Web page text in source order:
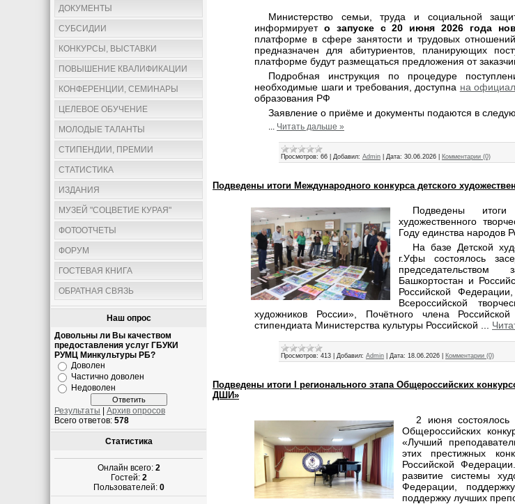
ДОКУМЕНТЫ
СУБСИДИИ
КОНКУРСЫ, ВЫСТАВКИ
ПОВЫШЕНИЕ КВАЛИФИКАЦИИ
КОНФЕРЕНЦИИ, СЕМИНАРЫ
ЦЕЛЕВОЕ ОБУЧЕНИЕ
МОЛОДЫЕ ТАЛАНТЫ
СТИПЕНДИИ, ПРЕМИИ
СТАТИСТИКА
ИЗДАНИЯ
МУЗЕЙ "СОЦВЕТИЕ КУРАЯ"
ФОТООТЧЕТЫ
ФОРУМ
ГОСТЕВАЯ КНИГА
ОБРАТНАЯ СВЯЗЬ
Наш опрос
Довольны ли Вы качеством
предоставления услуг ГБУКИ
РУМЦ Минкультуры РБ?
Доволен
Частично доволен
Недоволен
Результаты
Архив опросов
Всего ответов: 578
Статистика
Онлайн всего: 2
Гостей: 2
Пользователей: 0
Министерство семьи, труда и социальной
информируето запуске с 20 июня 2026 года
платформе в сфере занятости и трудовых
предназначен для абитуриентов, планирующих
платформе будут размещаться предложения от
Подробная инструкция по процедуре
необходимые шаги и требования, доступна на
образования РФ
Заявление о приёме и документы подаются в
... Читать дальше »
Просмотров: 66 Добавил: Admin Дата: 30.06.2026 Комментарии (0)
Подведены итоги Международного конкурса детского
Подведены итоги
художественного
Году единства народов
На базе Детской
г.Уфы состоялось
председательством
Башкортостан и
Российской
Всероссийской
художников России», Почётного члена
стипендиата Министерства культуры Российской
Просмотров: 413 Добавил: Admin Дата: 18.06.2026 Комментарии (0)
Подведены итоги I регионального этапа Общероссийских
ДШИ»
2 июня состоялось
Общероссийских
«Лучший
этих престижных
Российской
развитие системы
Федерации,
поддержку лучших